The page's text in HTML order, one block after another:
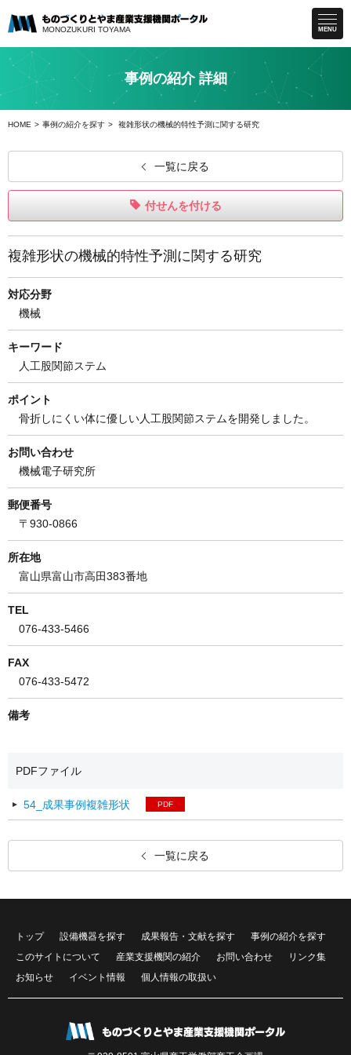
MONOZUKURI TOYAMA MENU
事例の紹介 詳細
HOME 事例の紹介を探す 複雑形状の機械的特性予測に関する研究
一覧に戻る
付せんを付ける
複雑形状の機械的特性予測に関する研究
対応分野
機械
キーワード
人工股関節ステム
ポイント
骨折しにくい体に優しい人工股関節ステムを開発しました。
お問い合わせ
機械電子研究所
郵便番号
〒930-0866
所在地
富山県富山市高田383番地
TEL
076-433-5466
FAX
076-433-5472
備考
PDFファイル
54_成果事例複雑形状 PDF
一覧に戻る
トップ 設備機器を探す 成果報告・文献を探す
事例の紹介を探す
このサイトについて
産業支援機関の紹介 お問い合わせ
リンク集
お知らせ
イベント情報 個人情報の取扱い